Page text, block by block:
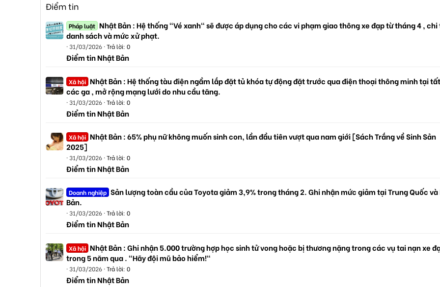
Điểm tin
Pháp luật Nhật Bản : Hệ thống "Vé xanh" sẽ được áp dụng cho các vi phạm giao thông xe đạp từ tháng 4 ,
danh sách và mức xử phạt.
31/03/2026 Trả lời: 0
Điểm tin Nhật Bản
Xã hội Nhật Bản : Hệ thống tàu điện ngầm lắp đặt tủ khóa tự động đặt trước qua điện thoại thông minh tại
các ga , mở rộng mạng lưới do nhu cầu tăng.
31/03/2026 Trả lời: 0
Điểm tin Nhật Bản
Xã hội Nhật Bản : 65% phụ nữ không muốn sinh con, lần đầu tiên vượt qua nam giới [Sách Trắng về Sinh Sản
2025]
31/03/2026 Trả lời: 0
Điểm tin Nhật Bản
Doanh nghiệp Sản lượng toàn cầu của Toyota giảm 3,9% trong tháng 2. Ghi nhận mức giảm tại Trung Quốc
Bản.
31/03/2026 Trả lời: 0
Điểm tin Nhật Bản
Xã hội Nhật Bản : Ghi nhận 5.000 trường hợp học sinh tử vong hoặc bị thương nặng trong các vụ tai nạn xe
trong 5 năm qua . "Hãy đội mũ bảo hiểm!"
31/03/2026 Trả lời: 0
Điểm tin Nhật Bản